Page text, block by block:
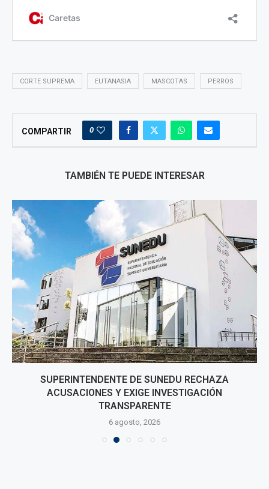
CORTE SUPREMA EUTANASIA MASCOTAS PERROS
COMPARTIR 0
TAMBIÉN TE PUEDE INTERESAR
SUPERINTENDENTE DE SUNEDU RECHAZA
ACUSACIONES Y EXIGE INVESTIGACIÓN
TRANSPARENTE
6 agosto, 2026